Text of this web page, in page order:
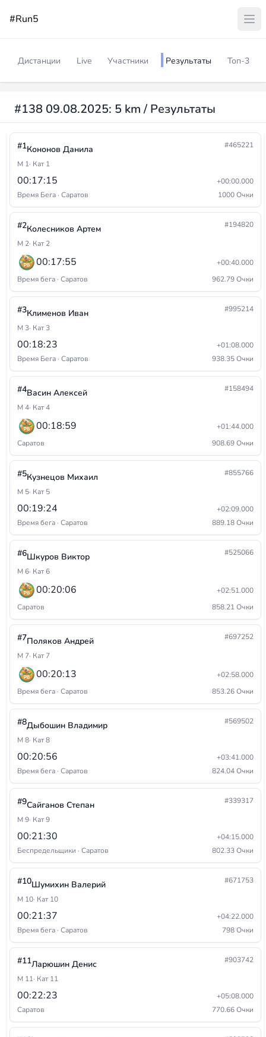
#Run5
Дистанции Live Участники Результаты Топ-3
#138 09.08.2025: 5 km / Результаты
#1Кононов Данила
#465221
М 1· Кат 1
00:17:15
+00:00.000
Время Бега · Саратов
1000 Очки
#2Колесников Артем
#194820
М 2· Кат 2
00:17:55
+00:40.000
Время бега · Саратов
962.79 Очки
#3Клименов Иван
#995214
М 3· Кат 3
00:18:23
+01:08.000
Время Бега · Саратов
938.35 Очки
#4Васин Алексей
#158494
М 4· Кат 4
00:18:59
+01:44.000
Саратов
908.69 Очки
#5Кузнецов Михаил
#855766
М 5· Кат 5
00:19:24
+02:09.000
Время бега · Саратов
889.18 Очки
#6Шкуров Виктор
#525066
М 6· Кат 6
00:20:06
+02:51.000
Саратов
858.21 Очки
#7Поляков Андрей
#697252
М 7· Кат 7
00:20:13
+02:58.000
Время бега · Саратов
853.26 Очки
#8Дыбошин Владимир
#569502
М 8· Кат 8
00:20:56
+03:41.000
Время бега · Саратов
824.04 Очки
#9Сайганов Степан
#339317
М 9· Кат 9
00:21:30
+04:15.000
Беспредельщики · Саратов
802.33 Очки
#10Шумихин Валерий
#671753
М 10· Кат 10
00:21:37
+04:22.000
Время бега · Саратов
798 Очки
#11Ларюшин Денис
#903742
М 11· Кат 11
00:22:23
+05:08.000
Саратов
770.66 Очки